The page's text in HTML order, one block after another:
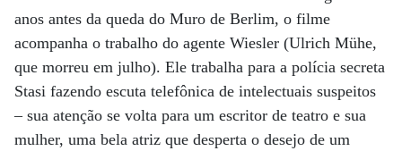
anos antes da queda do Muro de Berlim, o filme
acompanha o trabalho do agente Wiesler (Ulrich Mühe,
que morreu em julho). Ele trabalha para a polícia secreta
Stasi fazendo escuta telefônica de intelectuais suspeitos
– sua atenção se volta para um escritor de teatro e sua
mulher, uma bela atriz que desperta o desejo de um